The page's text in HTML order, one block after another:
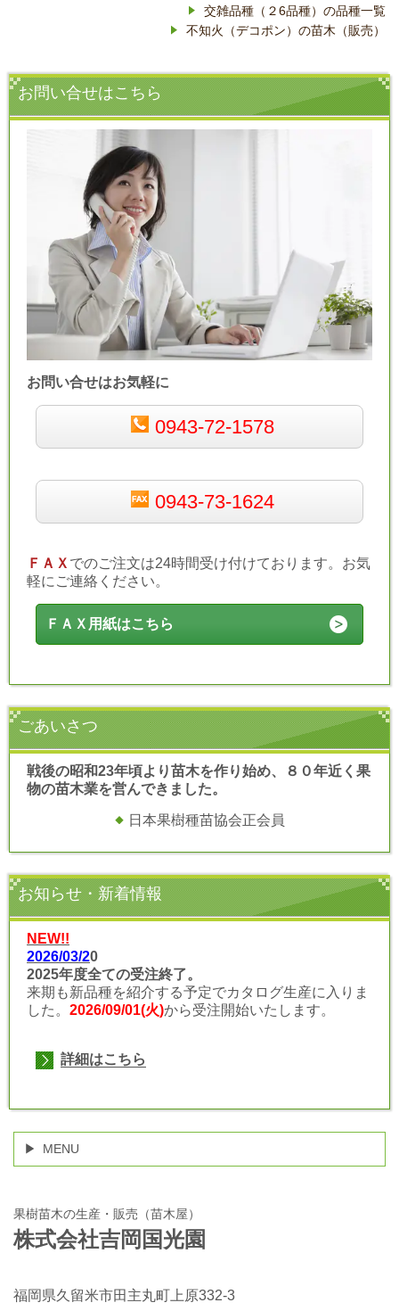
交雑品種（２6品種）の品種一覧
不知火（デコポン）の苗木（販売）
お問い合せはこちら
お問い合せはお気軽に
0943-72-1578
0943-73-1624
ＦＡＸ でのご注文は24時間受け付けております。お気
軽にご連絡ください。
ＦＡＸ用紙はこちら
ごあいさつ
戦後の昭和23年頃より苗木を作り始め、８０年近く果
物の苗木業を営んできました。
日本果樹種苗協会正会員
お知らせ・新着情報
NEW!!
2026/03/20
2025年度全ての受注終了。
来期も新品種を紹介する予定でカタログ生産に入りま
した。 2026/09/01(火)から受注開始いたします。
詳細はこちら
MENU
果樹苗木の生産・販売（苗木屋）
株式会社吉岡国光園
福岡県久留米市田主丸町上原332-3